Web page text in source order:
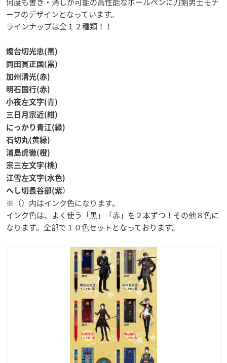
ーフのデザインとなっています。
ラインナップは全１２種類！！
燭台切光忠(黒)
同田貫正国(黒)
加州清光(赤)
明石国行(赤)
小夜左文字(青)
三日月宗近(紺)
にっかり青江(緑)
石切丸(黄緑)
浦島虎徹(橙)
宗三左文字(桃)
江雪左文字(水色)
へし切長谷部(紫）
※（）内はインク色になります。
インク色は、よく使う「黒」「赤」を２本ずつ！その他８色に
なります。全部で１０色セットとなっております。